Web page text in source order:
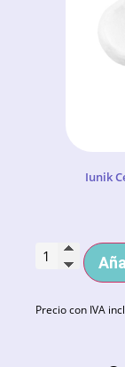
Iunik
Precio con IVA